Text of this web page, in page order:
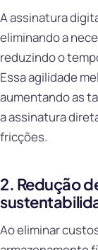
A assinatura
eliminando a
reduzindo o
Essa agilidade
aumentando as
a assinatura
fricções.
2. Redução
Ao eliminar